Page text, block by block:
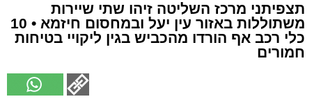
תצפיתני מרכז השליטה זיהו שתי שיירות
משתוללות באזור עין יעל ובמחסום חיזמא • 10
כלי רכב אף הורדו מהכביש בגין ליקויי בטיחות
חמורים